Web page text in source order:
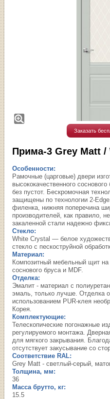
Заказать
Прима-3 Grey Matt /
Особенности:
Рамочные (царговые) двери
высококачественного
без пустот. Бескромочная
защищены по технологии 2-
филенка, нижняя поперечина
производителей, как правило,
закаленной стали надежно
Стекло:
White Сrystal — белое
стекло с пескоструйной
Материал:
Композитный мебельный щит на
соснового бруса и MDF.
Отделка:
Эмалит - материал с
эмаль, только лучше. Отделка
использованием PUR-клея
Корея.
Комплектующие:
Телескопические погонажные
регулируемого монтажа.
для мягкого закрывания.
отсутствует закусывание со
Соответствие RAL:
Grey Matt - светлый-серый,
Толщина, мм:
36
Масса брутто, кг:
15.5